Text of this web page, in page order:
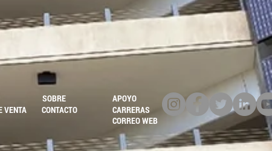
VENTA
SOBRE
CONTACTO
APOYO
CORREO WEB
CARRERAS